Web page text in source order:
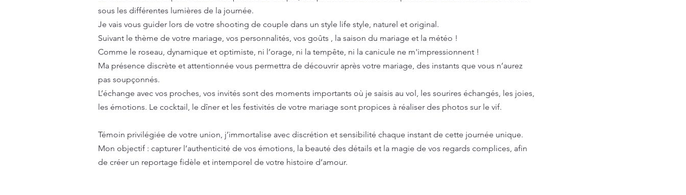
sous les différentes lumières de la journée.
Je vais vous guider lors de votre shooting de couple dans un style life style, naturel et original.
Suivant le thème de votre mariage, vos personnalités, vos goûts , la saison du mariage et la météo !
Comme le roseau, dynamique et optimiste, ni l’orage, ni la tempête, ni la canicule ne m'impressionnent !
Ma présence discrète et attentionnée vous permettra de découvrir après votre mariage, des instants que vous n’aurez
pas soupçonnés.
L’échange avec vos proches, vos invités sont des moments importants où je saisis au vol, les sourires échangés, les joies,
les émotions. Le cocktail, le dîner et les festivités de votre mariage sont propices à réaliser des photos sur le vif.
Témoin privilégiée de votre union, j’immortalise avec discrétion et sensibilité chaque instant de cette journée unique.
Mon objectif : capturer l’authenticité de vos émotions, la beauté des détails et la magie de vos regards complices, afin
de créer un reportage fidèle et intemporel de votre histoire d’amour.